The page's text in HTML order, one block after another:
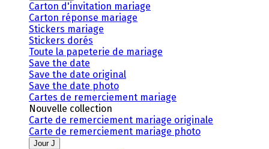
Carton d'invitation mariage
Carton réponse mariage
Stickers mariage
Stickers dorés
Toute la papeterie de mariage
Save the date
Save the date original
Save the date photo
Cartes de remerciement mariage
Nouvelle collection
Carte de remerciement mariage originale
Carte de remerciement mariage photo
Jour J